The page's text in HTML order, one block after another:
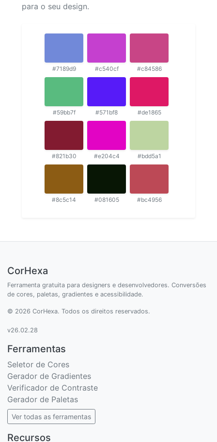
para o seu design.
#7189d9 #c540cf #c84586
#59bb7f #571bf8 #de1865
#821b30 #e204c4 #bdd5a1
#8c5c14 #081605 #bc4956
CorHexa
Ferramenta gratuita para designers e desenvolvedores. Conversões
de cores, paletas, gradientes e acessibilidade.
© 2026 CorHexa. Todos os direitos reservados.
v26.02.28
Ferramentas
Seletor de Cores
Gerador de Gradientes
Verificador de Contraste
Gerador de Paletas
Ver todas as ferramentas
Recursos